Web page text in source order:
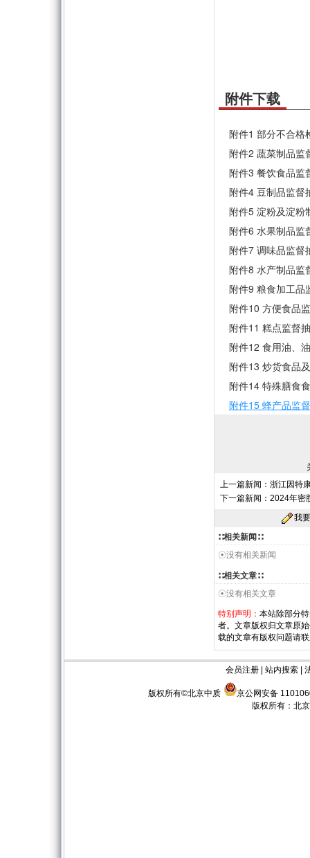
附件下载
附件1 部分不合格
附件2 蔬菜制品监
附件3 餐饮食品监
附件4 豆制品监督
附件5 淀粉及淀粉
附件6 水果制品监
附件7 调味品监督
附件8 水产制品监
附件9 粮食加工品
附件10 方便食品
附件11 糕点监督
附件12 食用油、
附件13 炒货食品
附件14 特殊膳食
附件15 蜂产品监
上一篇新闻： 浙江因特
下一篇新闻： 2024年密
我
∷相关新闻∷
☉没有相关新闻
∷相关文章∷
☉没有相关文章
特别声明： 本站除部分
者。文章版权归文章原
载的文章有版权问题请
会员注册 |站内搜索 |
版权所有©北京中质
京公网安备
版权所有： 北